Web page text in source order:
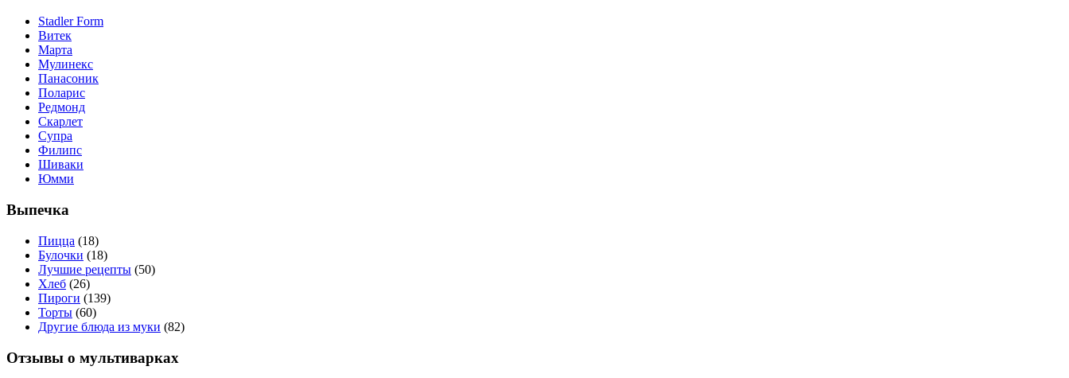
Stadler Form
Витек
Марта
Мулинекс
Панасоник
Поларис
Редмонд
Скарлет
Супра
Филипс
Шиваки
Юмми
Выпечка
Пицца (18)
Булочки (18)
Лучшие рецепты (50)
Хлеб (26)
Пироги (139)
Торты (60)
Другие блюда из муки (82)
Отзывы о мультиварках